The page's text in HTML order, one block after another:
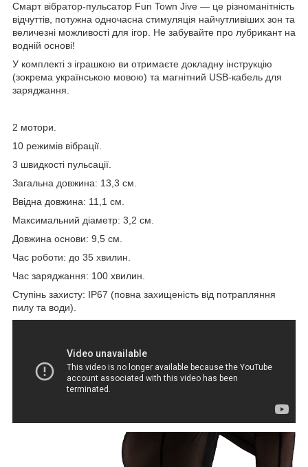
Смарт вібратор-пульсатор Fun Town Jive — це різноманітність
відчуттів, потужна одночасна стимуляція найчутливіших зон та
величезні можливості для ігор. Не забувайте про лубрикант на
водній основі!
У комплекті з іграшкою ви отримаєте докладну інструкцію
(зокрема українською мовою) та магнітний USB-кабель для
заряджання.
2 мотори.
10 режимів вібрації.
3 швидкості пульсації.
Загальна довжина: 13,3 см.
Ввідна довжина: 11,1 см.
Максимальний діаметр: 3,2 см.
Довжина основи: 9,5 см.
Час роботи: до 35 хвилин.
Час заряджання: 100 хвилин.
Ступінь захисту: IP67 (повна захищеність від потрапляння
пилу та води).